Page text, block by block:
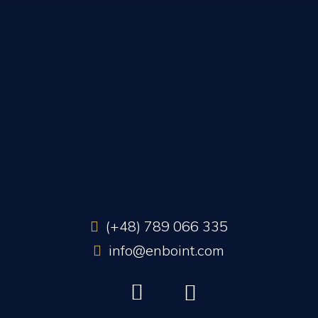
(+48) 789 066 335
info@enboint.com